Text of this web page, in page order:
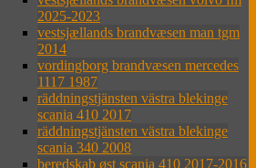
2025-2023
vestsjællands brandvæsen man tgm
2014
vordingborg brandvæsen mercedes
1117 1987
räddningstjänsten västra blekinge
scania 410 2017
räddningstjänsten västra blekinge
scania 340 2008
beredskab øst scania 410 2017-2016